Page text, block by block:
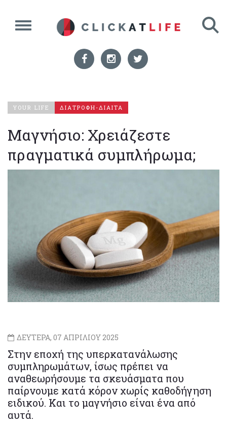
YOUR LIFE ΔΙΑΤΡΟΦΗ-ΔΙΑΙΤΑ
Μαγνήσιο: Χρειάζεστε
πραγματικά συμπλήρωμα;
ΔΕΥΤΕΡΑ, 07 ΑΠΡΙΛΙΟΥ 2025
Στην εποχή της υπερκατανάλωσης
συμπληρωμάτων, ίσως πρέπει να
αναθεωρήσουμε τα σκευάσματα που
παίρνουμε κατά κόρον χωρίς καθοδήγηση
ειδικού. Και το μαγνήσιο είναι ένα από
αυτά.